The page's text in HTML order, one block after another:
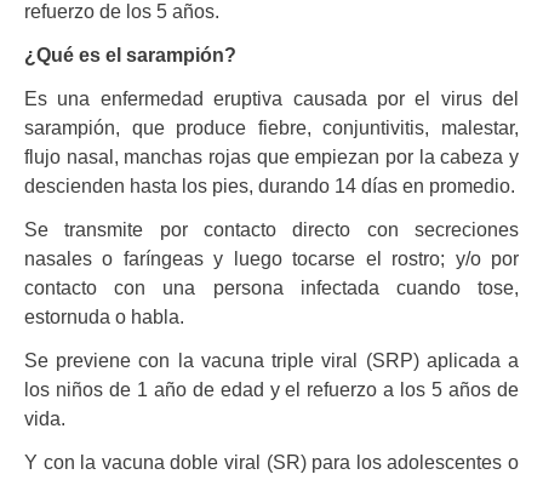
refuerzo de los 5 años.
¿Qué es el sarampión?
Es una enfermedad eruptiva causada por el virus del
sarampión, que produce fiebre, conjuntivitis, malestar,
flujo nasal, manchas rojas que empiezan por la cabeza y
descienden hasta los pies, durando 14 días en promedio.
Se transmite por contacto directo con secreciones
nasales o faríngeas y luego tocarse el rostro; y/o por
contacto con una persona infectada cuando tose,
estornuda o habla.
Se previene con la vacuna triple viral (SRP) aplicada a
los niños de 1 año de edad y el refuerzo a los 5 años de
vida.
Y con la vacuna doble viral (SR) para los adolescentes o